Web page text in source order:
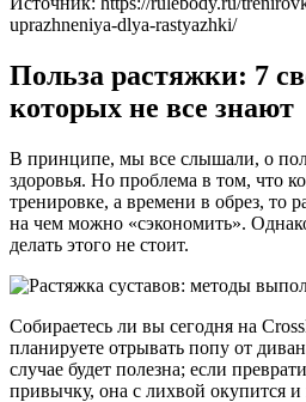
uprazhneniya-dlya-rastyazhki/
Польза растяжки: 7
которых не все знают
В принципе, мы все слышали, о
здоровья. Но проблема в том, что
тренировке, а времени в обрез, то
на чем можно «сэкономить».
делать этого не стоит.
Собираетесь ли вы сегодня на
планируете отрывать попу от
случае будет полезна; если
привычку, она с лихвой окупится